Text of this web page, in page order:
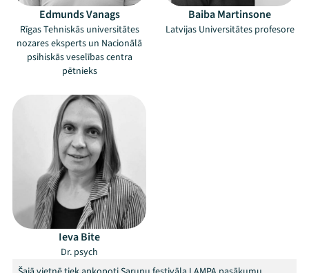
Mana programma
Festivāls
Edmunds Vanags
Rīgas Tehniskās universitātes
nozares eksperts un Nacionālā
psihiskās veselības centra
pētnieks
Baiba Martinsone
Latvijas Universitātes profesore
Ieva Bite
Dr. psych